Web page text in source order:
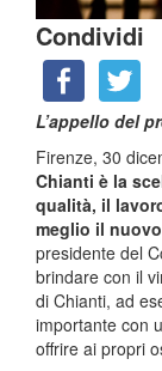
Condividi
L’appello del
Firenze, 30
Chianti è la
qualità, il
meglio il
presidente del
brindare con il
di Chianti, ad
importante con
offrire ai propri